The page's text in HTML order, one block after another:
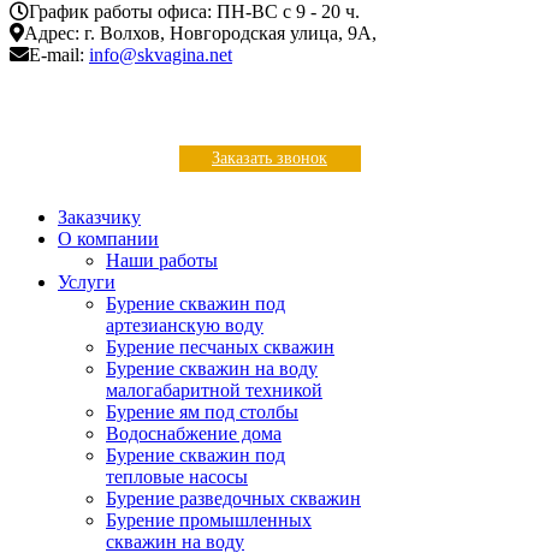
График работы офиса: ПН-ВС с 9 - 20 ч.
Адрес: г. Волхов, Новгородская улица, 9А,
E-mail: info@skvagina.net
Заказать звонок
Заказчику
О компании
Наши работы
Услуги
Бурение скважин под
артезианскую воду
Бурение песчаных скважин
Бурение скважин на воду
малогабаритной техникой
Бурение ям под столбы
Водоснабжение дома
Бурение скважин под
тепловые насосы
Бурение разведочных скважин
Бурение промышленных
скважин на воду